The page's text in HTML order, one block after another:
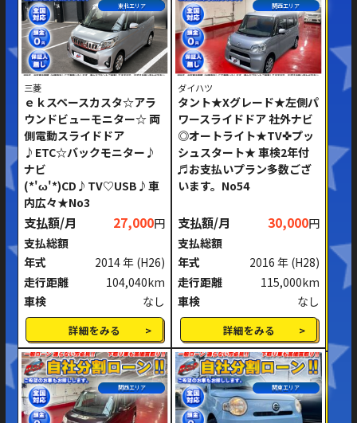
東北エリア
三菱
ｅｋスペースカスタ☆アラ
ウンドビューモニター☆ 両
側電動スライドドア
♪ETC☆バックモニター♪
ナビ
(*'ω'*)CD♪TV♡USB♪車
内広々★No3
支払額/月 27,000円
支払総額
年式
2014 年 (H26)
走行距離
104,040km
車検
なし
詳細をみる
関西エリア
ダイハツ
タント★Xグレード★左側パ
ワースライドドア 社外ナビ
◎オートライト★TV✜プッ
シュスタート★ 車検2年付
♬お支払いプラン多数ござ
います。No54
支払額/月 30,000円
支払総額
年式
2016 年 (H28)
走行距離
115,000km
車検
なし
詳細をみる
関西エリア 関東エリア